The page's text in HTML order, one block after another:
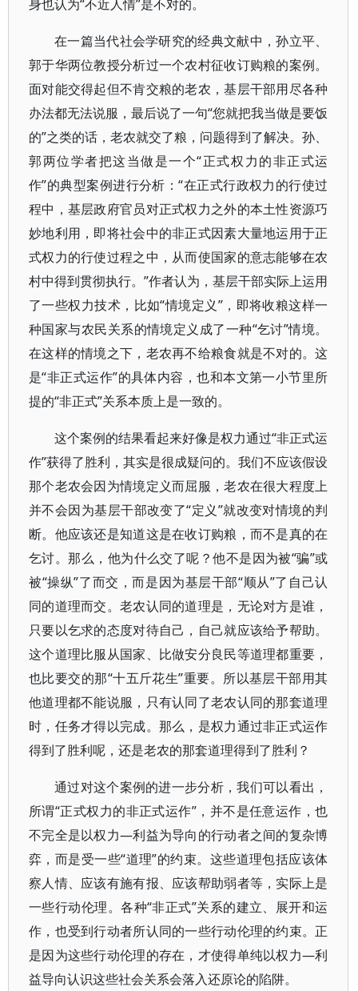
身也认为“不近人情”是不对的。
在一篇当代社会学研究的经典文献中，孙立平、
郭于华两位教授分析过一个农村征收订购粮的案例。
面对能交得起但不肯交粮的老农，基层干部用尽各种
办法都无法说服，最后说了一句“您就把我当做是要饭
的”之类的话，老农就交了粮，问题得到了解决。孙、
郭两位学者把这当做是一个“正式权力的非正式运
作”的典型案例进行分析：“在正式行政权力的行使过
程中，基层政府官员对正式权力之外的本土性资源巧
妙地利用，即将社会中的非正式因素大量地运用于正
式权力的行使过程之中，从而使国家的意志能够在农
村中得到贯彻执行。”作者认为，基层干部实际上运用
了一些权力技术，比如“情境定义”，即将收粮这样一
种国家与农民关系的情境定义成了一种“乞讨”情境。
在这样的情境之下，老农再不给粮食就是不对的。这
是“非正式运作”的具体内容，也和本文第一小节里所
提的“非正式”关系本质上是一致的。
这个案例的结果看起来好像是权力通过“非正式运
作”获得了胜利，其实是很成疑问的。我们不应该假设
那个老农会因为情境定义而屈服，老农在很大程度上
并不会因为基层干部改变了“定义”就改变对情境的判
断。他应该还是知道这是在收订购粮，而不是真的在
乞讨。那么，他为什么交了呢？他不是因为被“骗”或
被“操纵”了而交，而是因为基层干部“顺从”了自己认
同的道理而交。老农认同的道理是，无论对方是谁，
只要以乞求的态度对待自己，自己就应该给予帮助。
这个道理比服从国家、比做安分良民等道理都重要，
也比要交的那“十五斤花生”重要。所以基层干部用其
他道理都不能说服，只有认同了老农认同的那套道理
时，任务才得以完成。那么，是权力通过非正式运作
得到了胜利呢，还是老农的那套道理得到了胜利？
通过对这个案例的进一步分析，我们可以看出，
所谓“正式权力的非正式运作”，并不是任意运作，也
不完全是以权力—利益为导向的行动者之间的复杂博
弈，而是受一些“道理”的约束。这些道理包括应该体
察人情、应该有施有报、应该帮助弱者等，实际上是
一些行动伦理。各种“非正式”关系的建立、展开和运
作，也受到行动者所认同的一些行动伦理的约束。正
是因为这些行动伦理的存在，才使得单纯以权力—利
益导向认识这些社会关系会落入还原论的陷阱。